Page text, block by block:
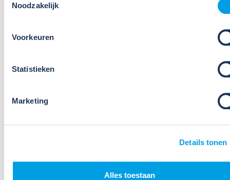
Noodzakelijk
Voorkeuren
Statistieken
Marketing
Details tonen
Alles toestaan
moet uitvoeren[M?
Als preventiemedewerker speel je een belangrijke
praktijk. Je helpt risico’s voorkomen, adviseert over
Lees verder